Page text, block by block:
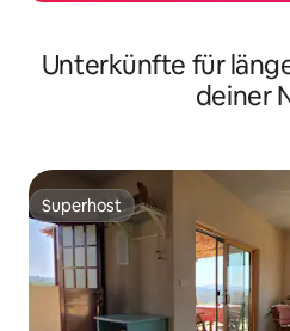
Unterkünfte für
deiner
Superhost
Superhost